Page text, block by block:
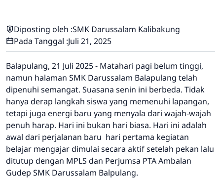
Diposting oleh :SMK Darussalam Kalibakung
Pada Tanggal :Juli 21, 2025
Balapulang, 21 Juli 2025- Matahari pagi belum tinggi,
namun halaman SMK Darussalam Balapulang telah
dipenuhi semangat. Suasana senin ini berbeda. Tidak
hanya derap langkah siswa yang memenuhi lapangan,
tetapi juga energi baru yang menyala dari wajah-wajah
penuh harap. Hari ini bukan hari biasa. Hari ini adalah
awal dari perjalanan baru hari pertama kegiatan
belajar mengajar dimulai secara aktif setelah pekan lalu
ditutup dengan MPLS dan Perjumsa PTA Ambalan
Gudep SMK Darussalam Balpulang.